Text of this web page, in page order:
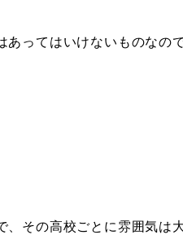
ってはいけないものなので
その高校ごとに雰囲気は